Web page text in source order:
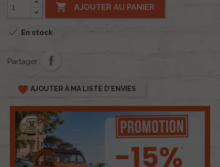
 AJOUTER AU PANIER
 En stock
Partager
favorite AJOUTER À MA LISTE D'ENVIES